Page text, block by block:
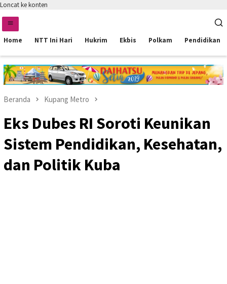
Loncat ke konten
Home NTT Ini Hari Hukrim Ekbis Polkam Pendidikan
Beranda Kupang Metro
Eks Dubes RI Soroti Keunikan
Sistem Pendidikan, Kesehatan,
dan Politik Kuba